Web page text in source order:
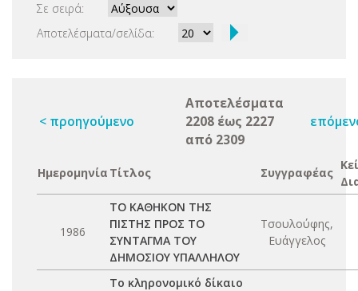
Σε σειρά:
Αποτελέσματα/σελίδα:
< προηγούμενο
Αποτελέσματα
2208 έως 2227
από 2309
Ημερομηνία Τίτλος Συγγραφέας
1986
ΤΟ ΚΑΘΗΚΟΝ ΤΗΣ
ΠΙΣΤΗΣ ΠΡΟΣ ΤΟ
ΣΥΝΤΑΓΜΑ ΤΟΥ
ΔΗΜΟΣΙΟΥ ΥΠΑΛΛΗΛΟΥ
Τσουλούφης,
Ευάγγελος
Το κληρονομικό δίκαιο